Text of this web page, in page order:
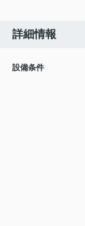
詳細情報
設備条件